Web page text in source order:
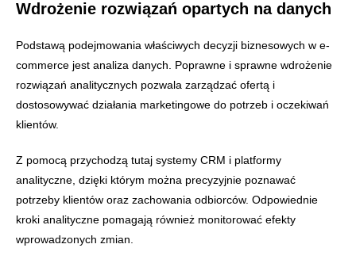
Wdrożenie rozwiązań opartych na danych
Podstawą podejmowania właściwych decyzji biznesowych w e-
commerce jest analiza danych. Poprawne i sprawne wdrożenie
rozwiązań analitycznych pozwala zarządzać ofertą i
dostosowywać działania marketingowe do potrzeb i oczekiwań
klientów.
Z pomocą przychodzą tutaj systemy CRM i platformy
analityczne, dzięki którym można precyzyjnie poznawać
potrzeby klientów oraz zachowania odbiorców. Odpowiednie
kroki analityczne pomagają również monitorować efekty
wprowadzonych zmian.